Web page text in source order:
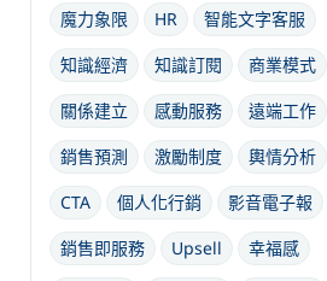
魔力象限
HR
智能文字客服
知識經濟
知識訂閱
商業模式
關係建立
感動服務
遠端工作
銷售預測
激勵制度
輿情分析
CTA
個人化行銷
影音電子報
銷售即服務
Upsell
幸福感